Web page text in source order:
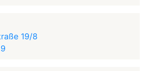
19/8